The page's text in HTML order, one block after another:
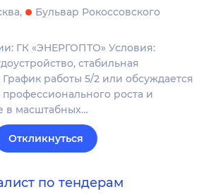
Бульвар Рокоссовского
ГК «ЭНЕРГОПТО» Условия:
стабильная
График работы 5/2 или обсуждается
роста и
в масштабных…
Откликнуться
по тендерам